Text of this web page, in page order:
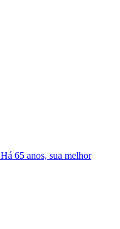
Há 65 anos, sua melhor